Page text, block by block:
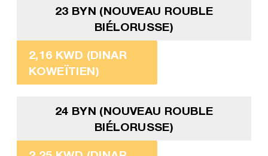
23 BYN (NOUVEAU ROUBLE
BIÉLORUSSE)
2,16 KWD (DINAR
KOWEÏTIEN)
24 BYN (NOUVEAU ROUBLE
BIÉLORUSSE)